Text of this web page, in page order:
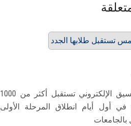
طلابها الجدد
معامل التنسيق الإلكتروني تستقبل أكثر من 1000
في أول أيام انطلاق المرحلة الأولى
بالجامعات